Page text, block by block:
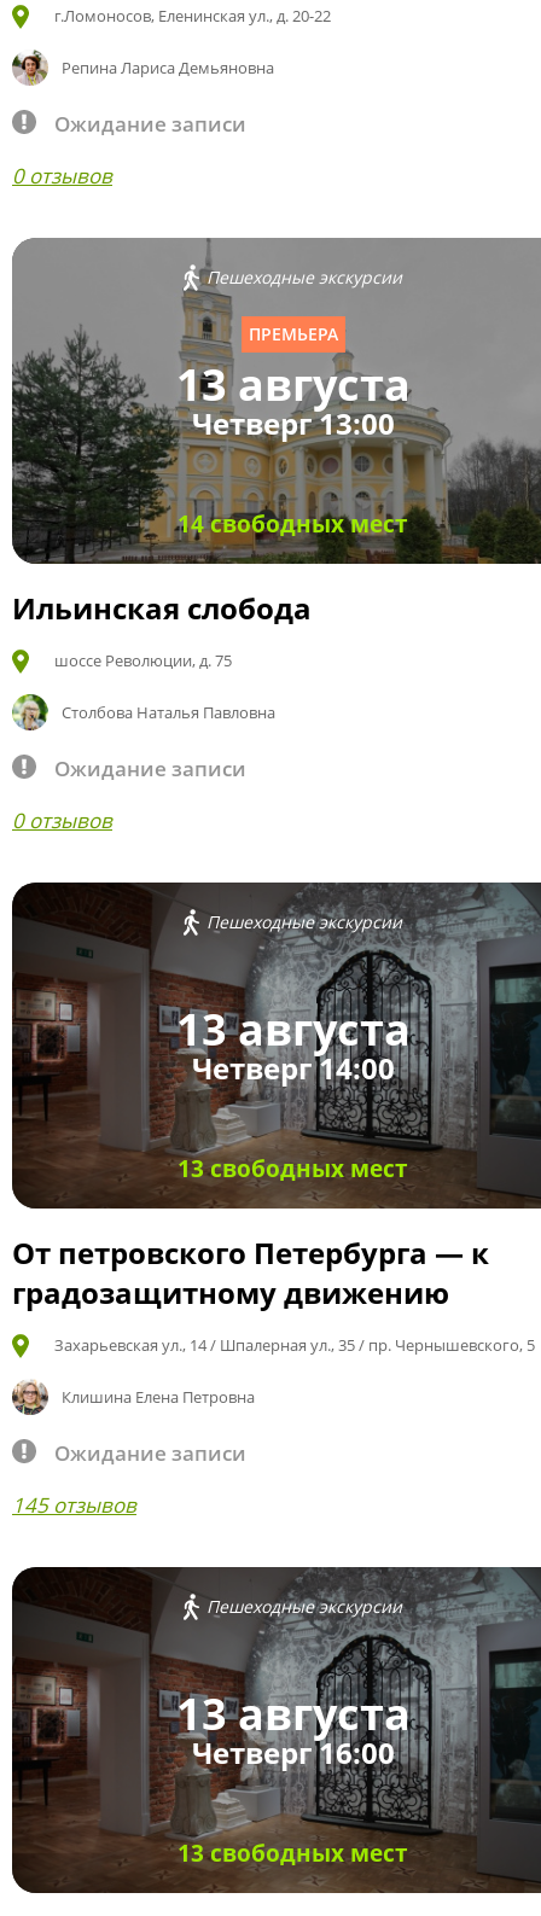
г.Ломоносов, Еленинская ул., д. 20-22
Репина Лариса Демьяновна
Ожидание записи
0 отзывов
Пешеходные экскурсии
ПРЕМЬЕРА
13 августа
Четверг 13:00
14 свободных мест
Ильинская слобода
шоссе Революции, д. 75
Столбова Наталья Павловна
Ожидание записи
0 отзывов
Пешеходные экскурсии
13 августа
Четверг 14:00
13 свободных мест
От петровского Петербурга — к
градозащитному движению
Захарьевская ул., 14 / Шпалерная ул., 35 / пр. Чернышевского, 5
Клишина Елена Петровна
Ожидание записи
145 отзывов
Пешеходные экскурсии
13 августа
Четверг 16:00
13 свободных мест